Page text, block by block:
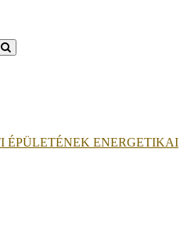
ÉPÜLETÉNEK ENERGETIKAI